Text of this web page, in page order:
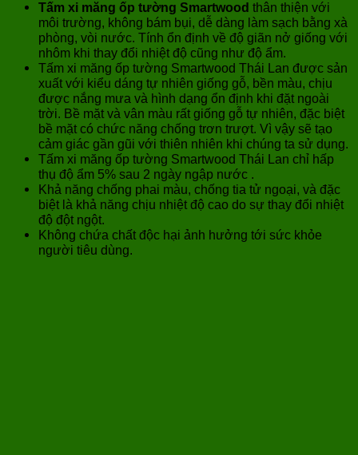
Tấm xi măng ốp tường Smartwood thân thiện với
môi trường, không bám bụi, dễ dàng làm sạch bằng xà
phòng, vòi nước. Tính ổn định về độ giãn nở giống với
nhôm khi thay đổi nhiệt độ cũng như độ ẩm.
Tấm xi măng ốp tường Smartwood Thái Lan được sản
xuất với kiểu dáng tự nhiên giống gỗ, bền màu, chịu
được nắng mưa và hình dạng ổn định khi đặt ngoài
trời. Bề mặt và vân màu rất giống gỗ tự nhiên, đặc biệt
bề mặt có chức năng chống trơn trượt. Vì vậy sẽ tạo
cảm giác gần gũi với thiên nhiên khi chúng ta sử dụng.
Tấm xi măng ốp tường Smartwood Thái Lan chỉ hấp
thụ độ ẩm 5% sau 2 ngày ngập nước .
Khả năng chống phai màu, chống tia tử ngoại, và đặc
biệt là khả năng chịu nhiệt độ cao do sự thay đổi nhiệt
độ đột ngột.
Không chứa chất độc hại ảnh hưởng tới sức khỏe
người tiêu dùng.